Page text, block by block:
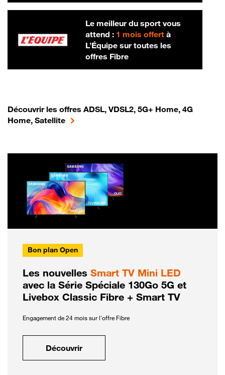
Le meilleur du sport vous
attend : 1 mois offertà
L’Équipe sur toutes les
offres Fibre
Découvrir les offres ADSL, VDSL2, 5G+ Home, 4G
Home, Satellite
Bon plan Open
Les nouvelles Smart TV Mini LED
avec la Série Spéciale 130Go 5G et
Livebox Classic Fibre + Smart TV
Engagement de 24 mois sur l'offre Fibre
Découvrir